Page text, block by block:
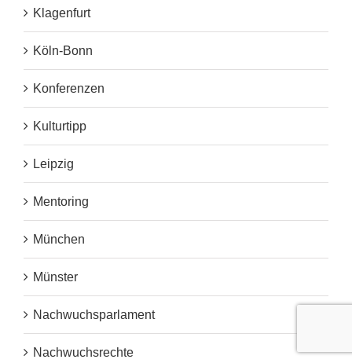
Klagenfurt
Köln-Bonn
Konferenzen
Kulturtipp
Leipzig
Mentoring
München
Münster
Nachwuchsparlament
Nachwuchsrechte